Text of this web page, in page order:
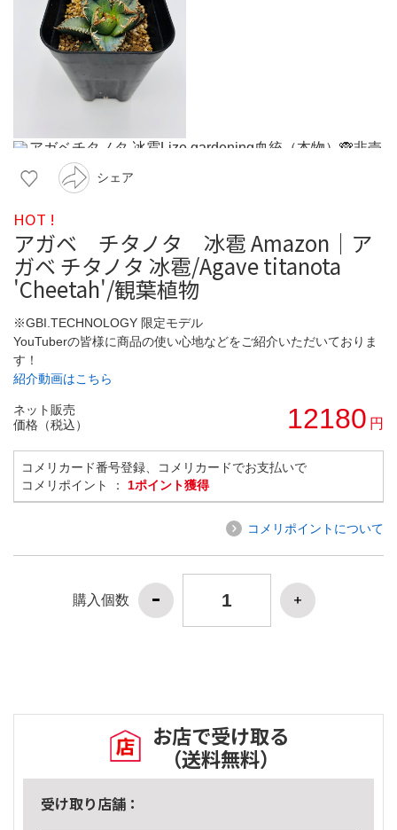
シェア
HOT !
アガベ チタノタ 冰雹 Amazon｜ア
ガベ チタノタ 冰雹/Agave titanota
'Cheetah'/観葉植物
※GBI.TECHNOLOGY 限定モデル
YouTuberの皆様に商品の使い心地などをご紹介いただいておりま
す！
紹介動画はこちら
ネット販売
価格（税込）
12180 円
コメリカード番号登録、コメリカードでお支払いで
コメリポイント ： 1ポイント獲得
コメリポイントについて
購入個数
お店で受け取る
（送料無料）
受け取り店舗：